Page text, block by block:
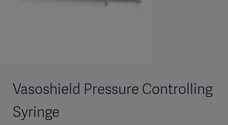
Vasoshield Pressure Controlling
Syringe